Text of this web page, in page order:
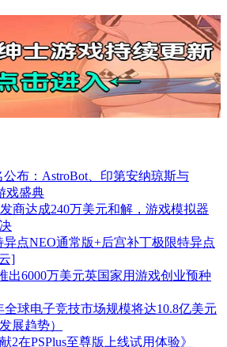
公布：AstroBot、印第安纳琼斯与
戏盛典
商达成240万美元和解，游戏模拟器
点NEO通常版+后宫补丁极限特异点
]
出6000万美元英国家用游戏创业预种
全球电子竞技市场规模将达10.8亿美元
展趋势）
2在PSPlus至尊版上线试用体验》